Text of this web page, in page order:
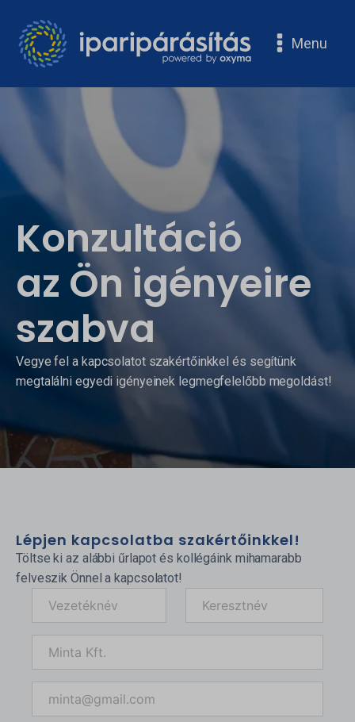
Menu
Konzultáció
az Ön igényeire
szabva
Vegye fel a kapcsolatot szakértőinkkel és segítünk
megtalálni egyedi igényeinek legmegfelelőbb megoldást!
Lépjen kapcsolatba szakértőinkkel!
Töltse ki az alábbi űrlapot és kollégáink mihamarabb
felveszik Önnel a kapcsolatot!